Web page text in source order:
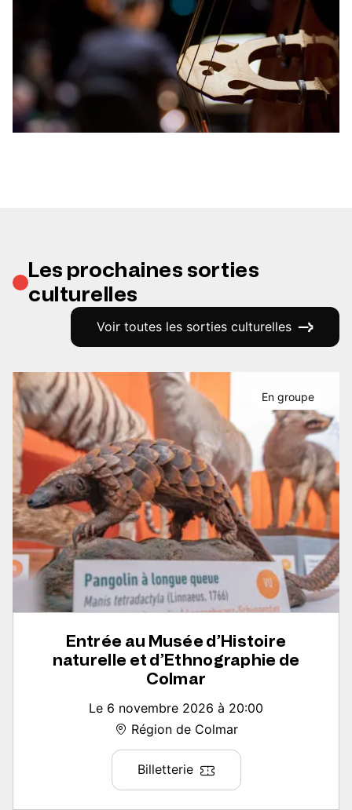
Les prochaines sorties
culturelles
Voir toutes les sorties culturelles
Entrée au Musée d’Histoire
naturelle et d’Ethnographie de
Colmar
Le 6 novembre 2026 à 20:00
Région de Colmar
Billetterie
En groupe